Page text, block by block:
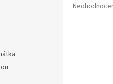
Průměrné